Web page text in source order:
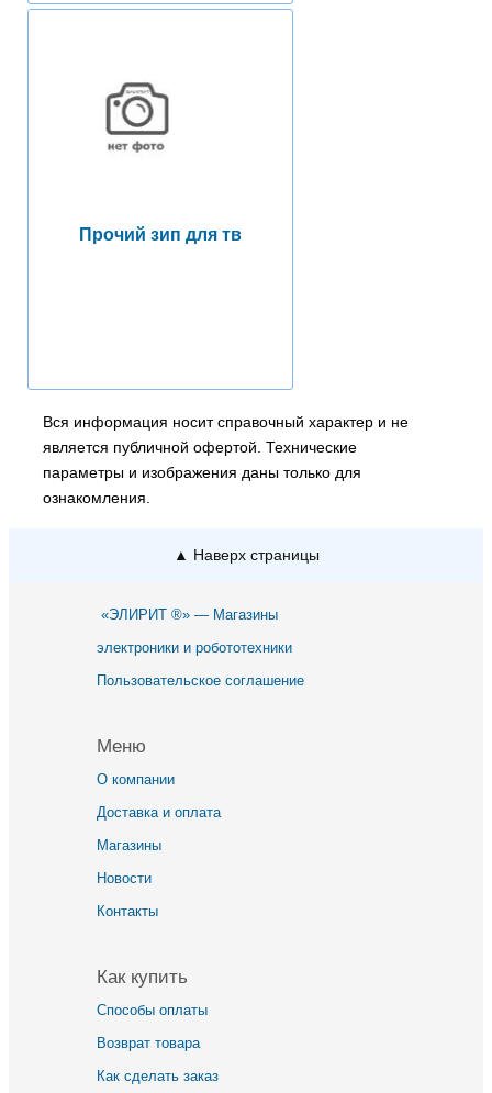
Прочий зип для тв
Вся информация носит справочный характер и не
является публичной офертой. Технические
параметры и изображения даны только для
ознакомления.
▲ Наверх страницы
«ЭЛИРИТ ®» — Магазины
электроники и робототехники
Пользовательское соглашение
Меню
О компании
Доставка и оплата
Магазины
Новости
Контакты
Как купить
Способы оплаты
Возврат товара
Как сделать заказ